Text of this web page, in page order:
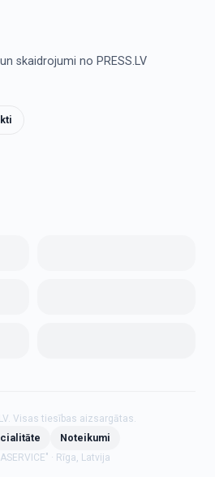
skaidrojumi no PRESS.LV
Visas tiesības aizsargātas.
Noteikumi
· Rīga, Latvija